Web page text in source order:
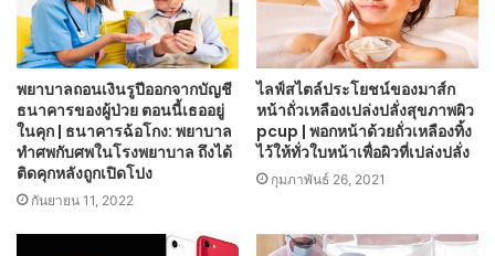
พยาบาลถอนเงินรูปีออกจากบัญชี
ธนาคารของผู้ป่วย ตอนนี้เธออยู่
ในคุก | ธนาคารฉ้อโกง: พยาบาล
ทำศพกับศพในโรงพยาบาล ถึงได้
ติดคุกหลังถูกเปิดโปง
กันยายน 11, 2022
ไลฟ์สไตล์ประโยชน์ของมาส์ก
หน้าถั่วเหลืองเปล่งปลั่งสุขภาพผิว
pcup | พอกหน้าด้วยถั่วเหลืองทิ้ง
ไว้ให้ทั่วใบหน้าเพื่อผิวที่เปล่งปลั่ง
กุมภาพันธ์ 26, 2021